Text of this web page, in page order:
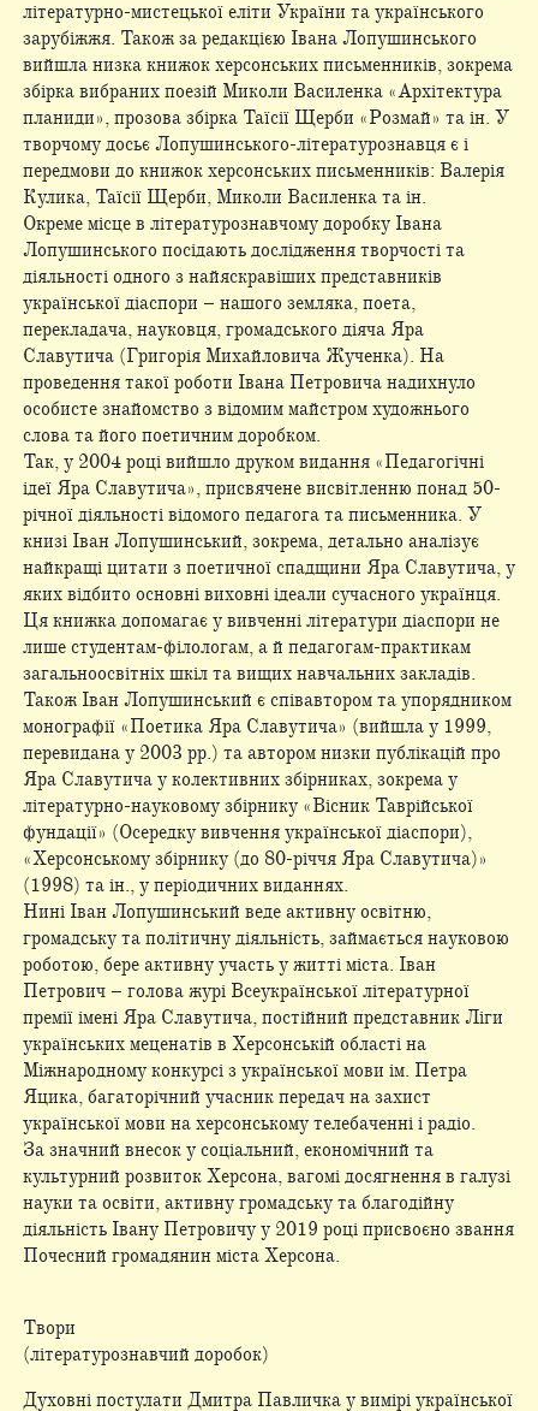
літературно-мистецької еліти України та українського
зарубіжжя. Також за редакцією Івана Лопушинського
вийшла низка книжок херсонських письменників, зокрема
збірка вибраних поезій Миколи Василенка «Архітектура
планиди», прозова збірка Таїсії Щерби «Розмай» та ін. У
творчому досьє Лопушинського-літературознавця є і
передмови до книжок херсонських письменників: Валерія
Кулика, Таїсії Щерби, Миколи Василенка та ін.
Окреме місце в літературознавчому доробку Івана
Лопушинського посідають дослідження творчості та
діяльності одного з найяскравіших представників
української діаспори – нашого земляка, поета,
перекладача, науковця, громадського діяча Яра
Славутича (Григорія Михайловича Жученка). На
проведення такої роботи Івана Петровича надихнуло
особисте знайомство з відомим майстром художнього
слова та його поетичним доробком.
Так, у 2004 році вийшло друком видання «Педагогічні
ідеї Яра Славутича», присвячене висвітленню понад 50-
річної діяльності відомого педагога та письменника. У
книзі Іван Лопушинський, зокрема, детально аналізує
найкращі цитати з поетичної спадщини Яра Славутича, у
яких відбито основні виховні ідеали сучасного українця.
Ця книжка допомагає у вивченні літератури діаспори не
лише студентам-філологам, а й педагогам-практикам
загальноосвітніх шкіл та вищих навчальних закладів.
Також Іван Лопушинський є співавтором та упорядником
монографії «Поетика Яра Славутича» (вийшла у 1999,
перевидана у 2003 рр.) та автором низки публікацій про
Яра Славутича у колективних збірниках, зокрема у
літературно-науковому збірнику «Вісник Таврійської
фундації» (Осередку вивчення української діаспори),
«Херсонському збірнику (до 80-річчя Яра Славутича)»
(1998) та ін., у періодичних виданнях.
Нині Іван Лопушинський веде активну освітню,
громадську та політичну діяльність, займається науковою
роботою, бере активну участь у житті міста. Іван
Петрович – голова журі Всеукраїнської літературної
премії імені Яра Славутича, постійний представник Ліги
українських меценатів в Херсонській області на
Міжнародному конкурсі з української мови ім. Петра
Яцика, багаторічний учасник передач на захист
української мови на херсонському телебаченні і радіо.
За значний внесок у соціальний, економічний та
культурний розвиток Херсона, вагомі досягнення в галузі
науки та освіти, активну громадську та благодійну
діяльність Івану Петровичу у 2019 році присвоєно звання
Почесний громадянин міста Херсона.
Твори
(літературознавчий доробок)
Духовні постулати Дмитра Павличка у вимірі української